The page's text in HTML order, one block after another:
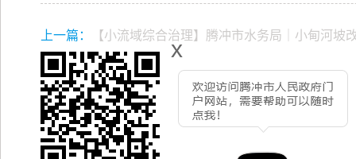
x
上一篇： 【小流域综合治理】腾冲市水务局｜小甸河坡
促春耕